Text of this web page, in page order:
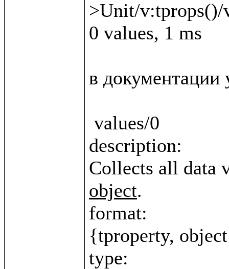
>Unit/v:tprops()/
0 values, 1 ms
в документации
description:
Collects all data
object.
format:
{tproperty,
type: